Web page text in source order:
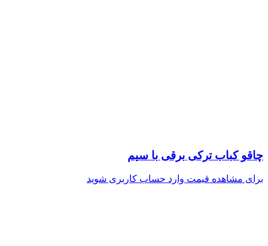
چاقو کباب ترکی برقی با سیم
برای مشاهده قیمت وارد حساب کاربری شوید